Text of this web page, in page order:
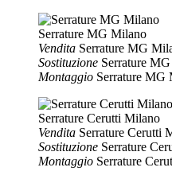
Serrature MG Milano
Vendita Serrature MG
Sostituzione Serrature
Montaggio Serrature MG
Serrature Cerutti Milano
Vendita Serrature Cerutti
Sostituzione Serrature
Montaggio Serrature